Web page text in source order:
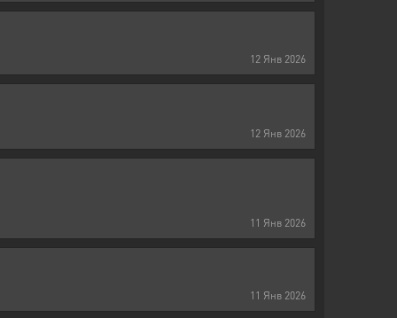
12 Янв 2026
12 Янв 2026
11 Янв 2026
11 Янв 2026